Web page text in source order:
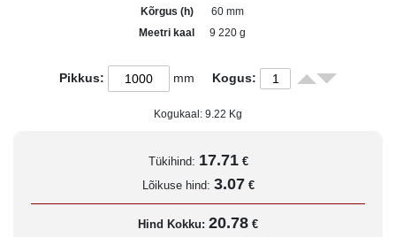
Kõrgus (h)
60 mm
Meetri kaal
9 220 g
Pikkus: mm Kogus:
Kogukaal: 9.22 Kg
Tükihind: 17.71 €
Lõikuse hind: 3.07 €
Hind Kokku: 20.78 €